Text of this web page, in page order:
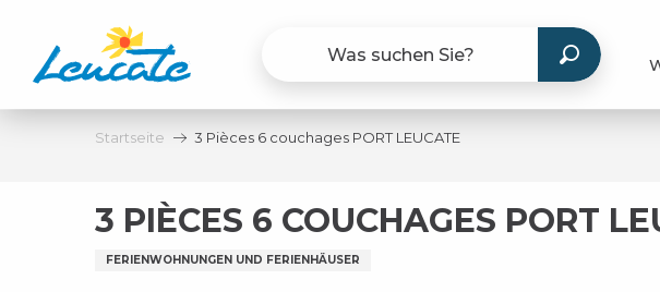
contenu
principal
Startseite 3 Pièces 6 couchages PORT LEUCATE
3 PIÈCES 6 COUCHAGES PORT
FERIENWOHNUNGEN UND FERIENHÄUSER